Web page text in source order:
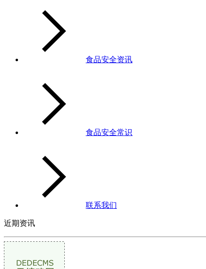
食品安全资讯
食品安全常识
联系我们
近期资讯